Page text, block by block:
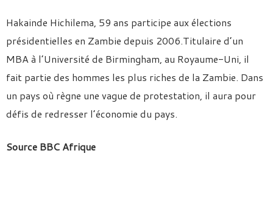
Hakainde Hichilema, 59 ans participe aux élections
présidentielles en Zambie depuis 2006.Titulaire d’un
MBA à l’Université de Birmingham, au Royaume-Uni, il
fait partie des hommes les plus riches de la Zambie. Dans
un pays où règne une vague de protestation, il aura pour
défis de redresser l’économie du pays.
Source BBC Afrique